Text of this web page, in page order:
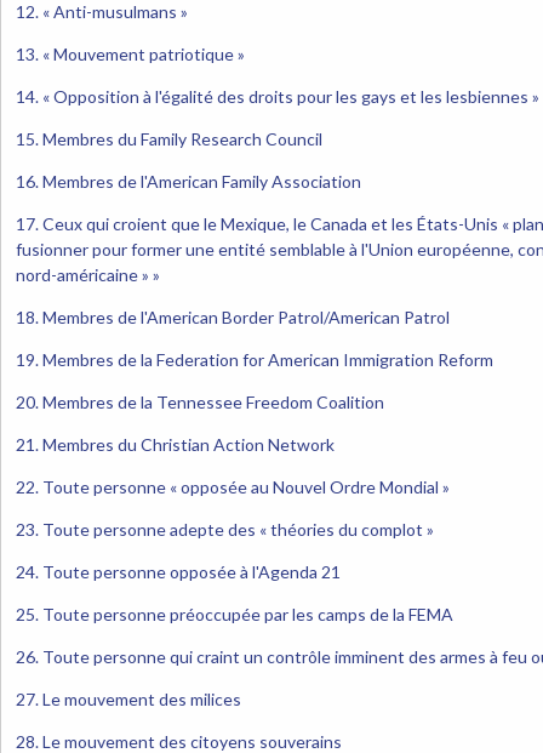
12. « Anti-musulmans »
13. « Mouvement patriotique »
14. « Opposition à l'égalité des droits pour les gays et les lesbiennes »
15. Membres du Family Research Council
16. Membres de l'American Family Association
17. Ceux qui croient que le Mexique, le Canada et les États-Unis «
fusionner pour former une entité semblable à l'Union européenne,
nord-américaine » »
18. Membres de l'American Border Patrol/American Patrol
19. Membres de la Federation for American Immigration Reform
20. Membres de la Tennessee Freedom Coalition
21. Membres du Christian Action Network
22. Toute personne « opposée au Nouvel Ordre Mondial »
23. Toute personne adepte des « théories du complot »
24. Toute personne opposée à l'Agenda 21
25. Toute personne préoccupée par les camps de la FEMA
26. Toute personne qui craint un contrôle imminent des armes à feu
27. Le mouvement des milices
28. Le mouvement des citoyens souverains